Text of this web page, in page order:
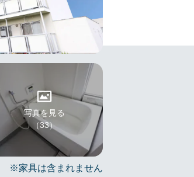
写真を見る
（33）
※家具は含まれません